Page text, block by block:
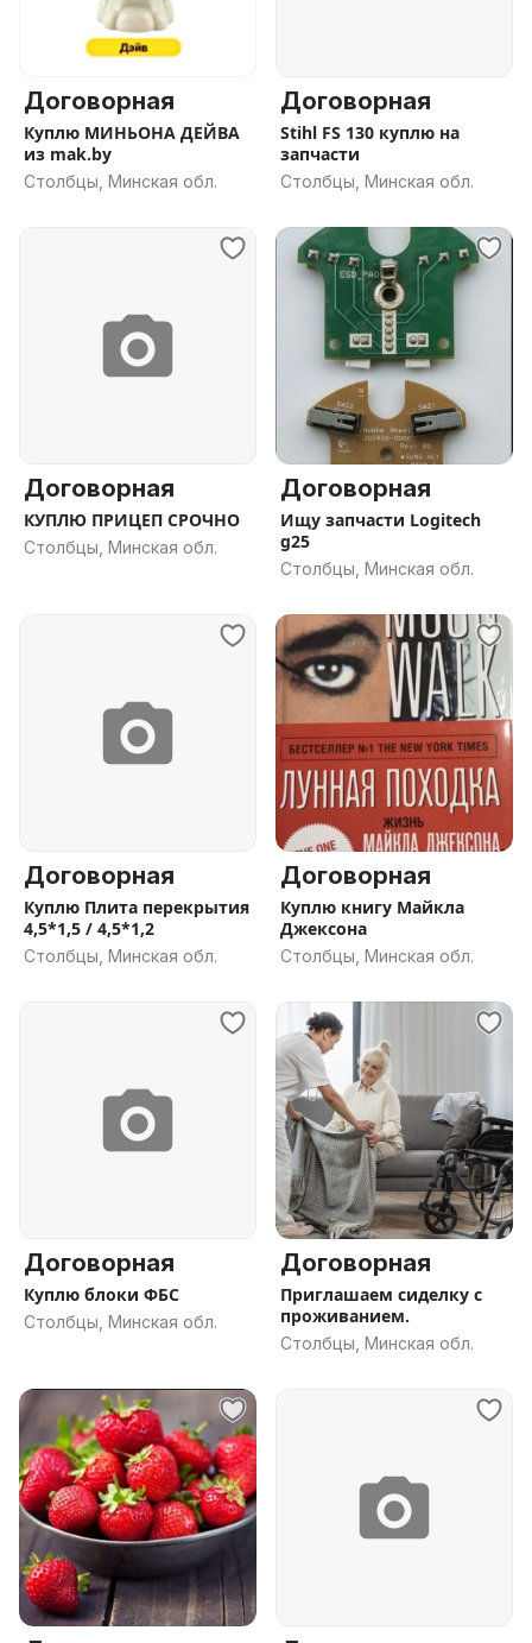
Договорная
Куплю МИНЬОНА ДЕЙВА
из mak.by
Столбцы, Минская обл.
Договорная
Stihl FS 130 куплю на
запчасти
Столбцы, Минская обл.
Договорная
КУПЛЮ ПРИЦЕП СРОЧНО
Столбцы, Минская обл.
Договорная
Ищу запчасти Logitech
g25
Столбцы, Минская обл.
Договорная
Куплю Плита перекрытия
4,5*1,5 / 4,5*1,2
Столбцы, Минская обл.
Договорная
Куплю книгу Майкла
Джексона
Столбцы, Минская обл.
Договорная
Куплю блоки ФБС
Столбцы, Минская обл.
Договорная
Приглашаем сиделку с
проживанием.
Столбцы, Минская обл.